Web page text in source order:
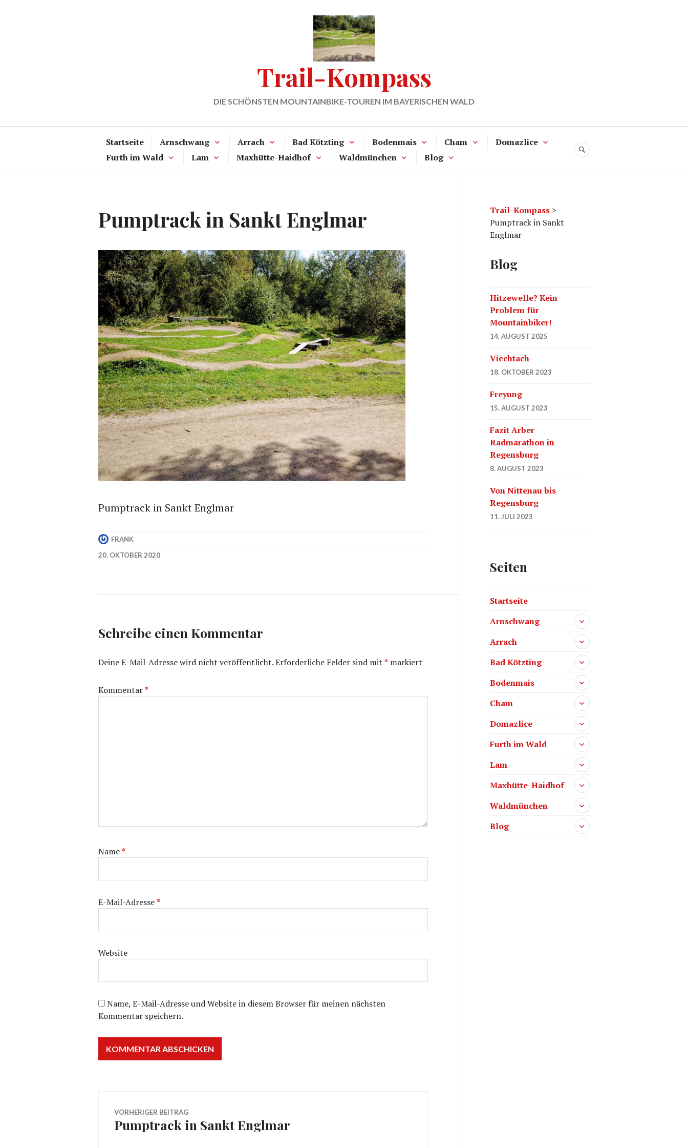
Trail-Kompass
DIE SCHÖNSTEN MOUNTAINBIKE-TOUREN IM BAYERISCHEN WALD
Startseite Arnschwang Arrach Bad Kötzting Bodenmais Cham
Domazlice
Furth im Wald
Lam Maxhütte-Haidhof Waldmünchen Blog
SUCHE
Pumptrack in Sankt Englmar
Pumptrack in Sankt Englmar
FRANK
20. OKTOBER 2020
Schreibe einen Kommentar
Deine E-Mail-Adresse wird nicht veröffentlicht.Erforderliche Felder sind mit * markiert
Kommentar*
Name*
E-Mail-Adresse*
Website
Name, E-Mail-Adresse und Website in diesem Browser für meinen nächsten
Kommentar speichern.
Beitragsnavigation
VORHERIGER BEITRAG
Vorheriger
Pumptrack in Sankt Englmar
Trail-Kompass >
Pumptrack in Sankt
Englmar
Blog
Hitzewelle? Kein
Problem für
Mountainbiker!
14. AUGUST 2025
Viechtach
18. OKTOBER 2023
Freyung
15. AUGUST 2023
Fazit Arber
Radmarathon in
Regensburg
8. AUGUST 2023
Von Nittenau bis
Regensburg
11. JULI 2023
Seiten
Startseite
Arnschwang
Arrach
Bad Kötzting
Bodenmais
Cham
Domazlice
Furth im Wald
Lam
Maxhütte-Haidhof
Waldmünchen
Blog